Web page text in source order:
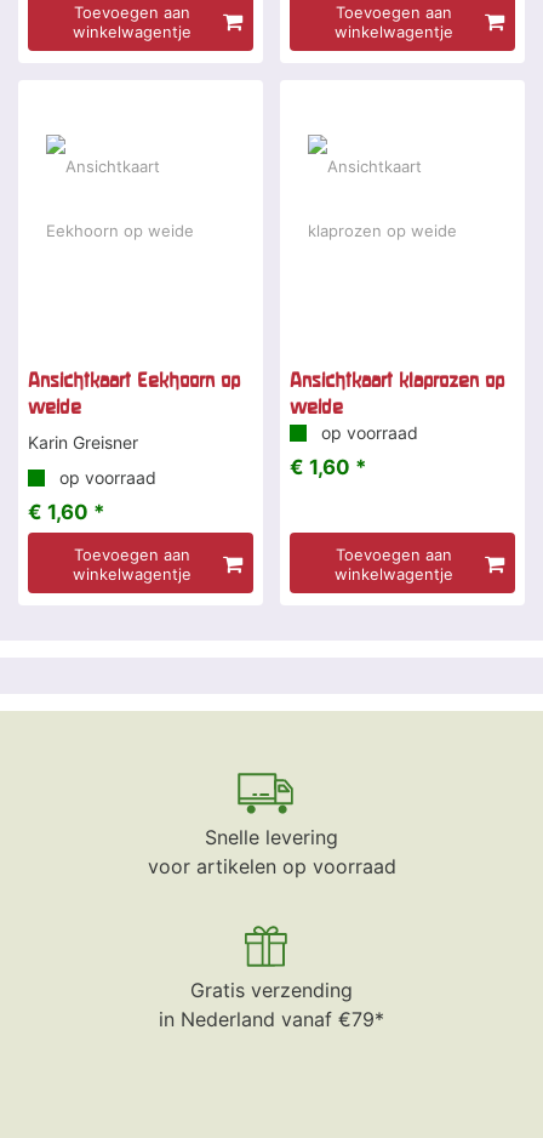
Toevoegen aan
winkelwagentje
Toevoegen aan
winkelwagentje
Ansichtkaart Eekhoorn op
weide
Karin Greisner
op voorraad
€ 1,60 *
Toevoegen aan
winkelwagentje
Ansichtkaart klaprozen op
weide
op voorraad
€ 1,60 *
Toevoegen aan
winkelwagentje
Snelle levering
voor artikelen op voorraad
Gratis verzending
in Nederland vanaf €79*